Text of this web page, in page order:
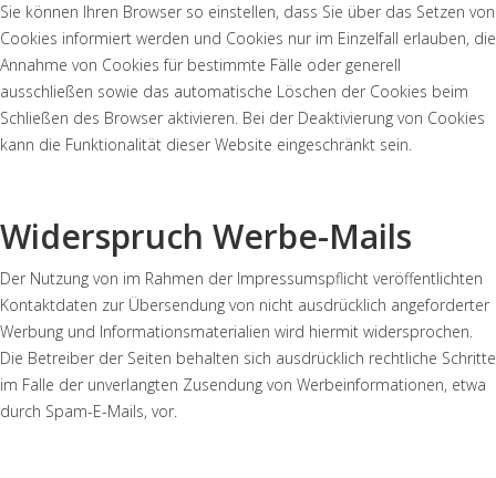
Sie können Ihren Browser so einstellen, dass Sie über das Setzen von
Cookies informiert werden und Cookies nur im Einzelfall erlauben, die
Annahme von Cookies für bestimmte Fälle oder generell
ausschließen sowie das automatische Löschen der Cookies beim
Schließen des Browser aktivieren. Bei der Deaktivierung von Cookies
kann die Funktionalität dieser Website eingeschränkt sein.
Widerspruch Werbe-Mails
Der Nutzung von im Rahmen der Impressumspflicht veröffentlichten
Kontaktdaten zur Übersendung von nicht ausdrücklich angeforderter
Werbung und Informationsmaterialien wird hiermit widersprochen.
Die Betreiber der Seiten behalten sich ausdrücklich rechtliche Schritte
im Falle der unverlangten Zusendung von Werbeinformationen, etwa
durch Spam-E-Mails, vor.